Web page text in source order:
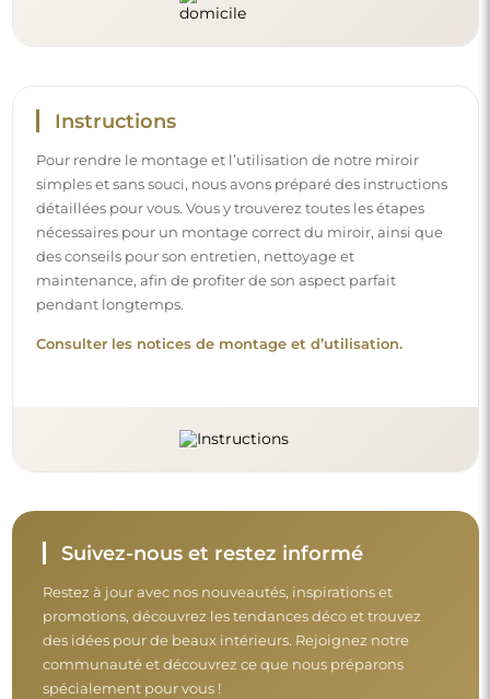
Instructions
Pour rendre le montage et l’utilisation de notre miroir
simples et sans souci, nous avons préparé des instructions
détaillées pour vous. Vous y trouverez toutes les étapes
nécessaires pour un montage correct du miroir, ainsi que
des conseils pour son entretien, nettoyage et
maintenance, afin de profiter de son aspect parfait
pendant longtemps.
Consulter les notices de montage et d’utilisation.
Suivez-nous et restez informé
Restez à jour avec nos nouveautés, inspirations et
promotions, découvrez les tendances déco et trouvez
des idées pour de beaux intérieurs. Rejoignez notre
communauté et découvrez ce que nous préparons
spécialement pour vous !